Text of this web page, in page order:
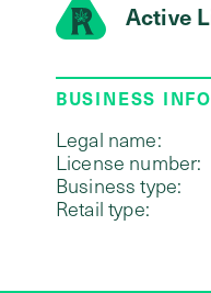
Active
BUSINESS
Legal name:
License number:
Business type:
Retail type: